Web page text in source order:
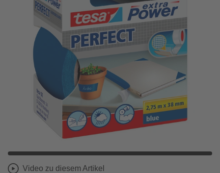
Video zu diesem Artikel